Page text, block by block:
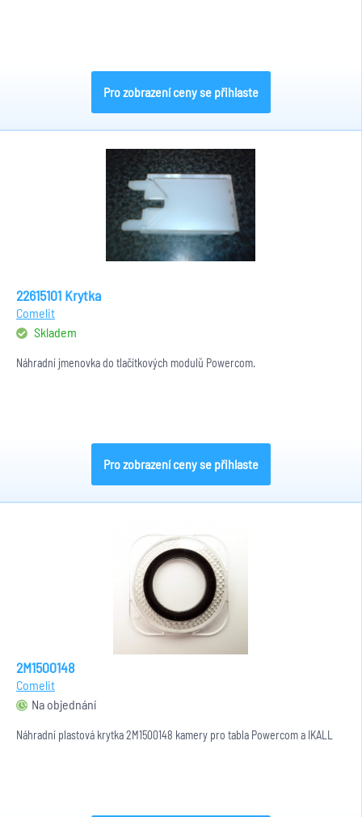
Pro zobrazení ceny se přihlaste
22615101 Krytka
Comelit
Skladem
Náhradní jmenovka do tlačítkových modulů Powercom.
Pro zobrazení ceny se přihlaste
2M1500148
Comelit
Na objednání
Náhradní plastová krytka 2M1500148 kamery pro tabla Powercom a IKALL